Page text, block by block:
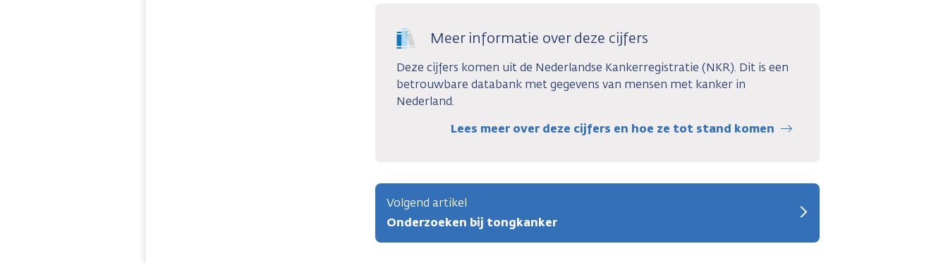
Meer informatie over deze cijfers
Deze cijfers komen uit de Nederlandse Kankerregistratie (NKR). Dit is een
betrouwbare databank met gegevens van mensen met kanker in
Nederland.
Lees meer over deze cijfers en hoe ze tot stand komen
Volgend artikel
Onderzoeken bij tongkanker